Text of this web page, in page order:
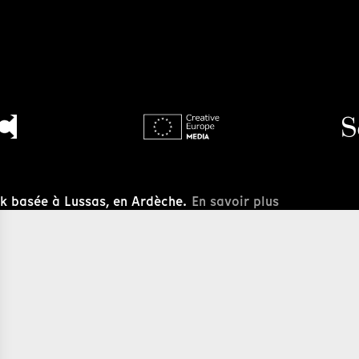
basée à Lussas, en Ardèche. En savoir plus